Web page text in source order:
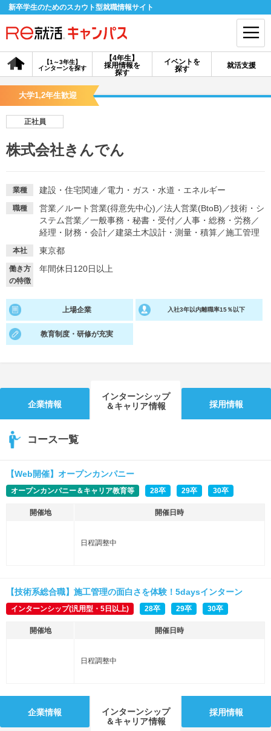
新卒学生のためのスカウト型就職情報サイト
【4年生】
採用情報を
探す
【1～3年生】
インターンを探す
イベントを
探す
就活支援
会員登録 ログイン
探す
イベントを探す スカウト お知らせ
就活ノウハウが満載！ お役立ち記事・相談室など
適職診断
就活時事ニュースを更新 不明点があればこちら
大学1,2年生歓迎
正社員
株式会社きんでん
業種 建設・住宅関連 ／電力・ガス・水道・エネルギー
職種 営業／ ルート営業(得意先中心) ／法人営業(BtoB) ／技術・シ
ステム営業／一般事務・秘書・受付／ 人事・総務・労務 ／
経理・財務・会計／建築土木設計・測量・積算／施工管理
本社 東京都
働き方
の特徴
年間休日120日以上
上場企業 入社3年以内離職率15％以下
教育制度・研修が充実
企業情報
インターンシップ
＆キャリア情報
採用情報
コース一覧
【Web開催】オープンカンパニー
オープンカンパニー＆キャリア教育等 28卒 29卒 30卒
開催地 開催日時
日程調整中
【技術系総合職】施工管理の面白さを体験！5daysインターン
インターンシップ(汎用型・5日以上) 28卒 29卒 30卒
開催地 開催日時
日程調整中
企業情報
インターンシップ
＆キャリア情報
採用情報